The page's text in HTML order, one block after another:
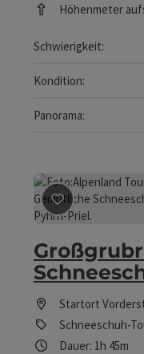
Höhenmeter
Schwierigkeit:
Mittel
Kondition:
Mittel
Panorama:
Tolles Panorama
Beitrag
Startort
Schneeschuh-
Dauer: 1h 45m